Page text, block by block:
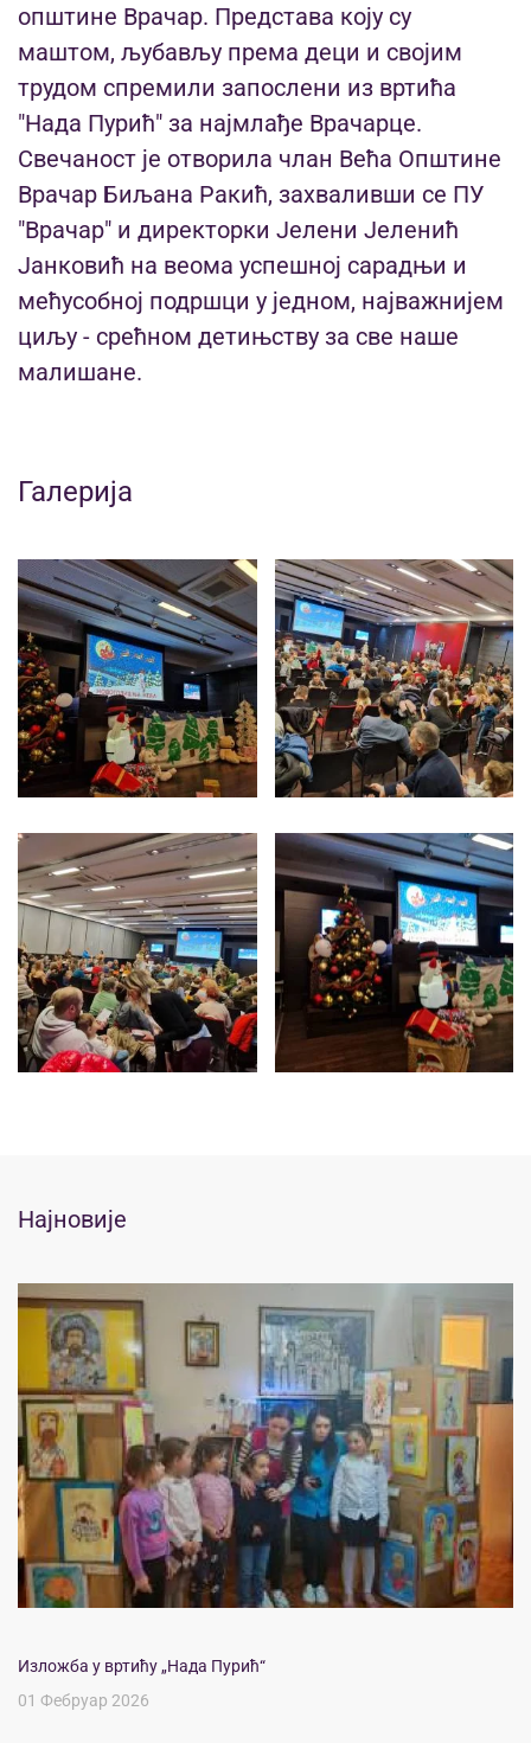
општине Врачар. Представа коју су
маштом, љубављу према деци и својим
трудом спремили запослени из вртића
"Нада Пурић" за најмлађе Врачарце.
Свечаност је отворила члан Већа Општине
Врачар Биљана Ракић, захваливши се ПУ
"Врачар" и директорки Јелени Јеленић
Јанковић на веома успешној сарадњи и
мећусобној подршци у једном, најважнијем
циљу - срећном детињству за све наше
малишане.
Галерија
Најновије
Изложба у вртићу „Нада Пурић“
01 Фебруар 2026